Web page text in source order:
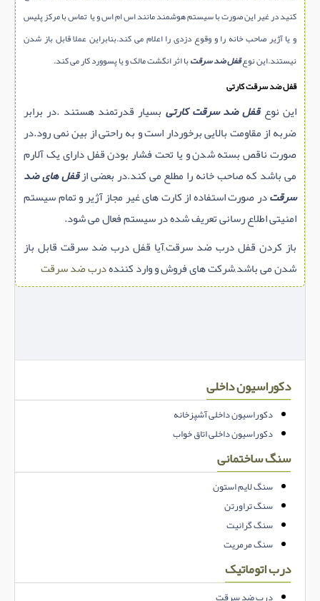
کنید در غیر این صورت با سیستم هوشمند مانند اس ام اس و یا تماس با مرکز پلیس
و یا آژیر صاحب خانه را و وقوع دزدی را اعلام می کند.بنابراین عملا قابل باز شدن
نیستند.این نوعقفل ضد سرقتبا اثر انگشت مالک و یا پسوورد کار می کند.
قفل ضد سرقت کارتی
این نوعقفل ضد سرقت کارتی بسیار قدرتمند هستند .در برابر
ضربه از مقاومت بالایی برخوردار است و به راحتی از بین نمی رود.در
صورت ناقص بسته شدن و یا تحت فشار بودن قفل دارای یک آلارم
می باشد که صاحب خانه را مطلع می کند.در بعضی ازقفل های ضد
سرقتدر صورت استفاده از کارت های غیر مجاز آژیر و تمام سیستم
امنیتی اطلاع رسانی تعریف شده در سیستم فعال می شود.
باز کردن قفل درب ضد سرقت,آیا قفل درب ضد سرقت قابل باز
شدن می باشد,شرکت های فروش و وارد کنندهدرب ضد سرقت
دکوراسیون داخلی
دکوراسیون داخلی آشپزخانه
دکوراسیون داخلی اتاق خواب
سنگ ساختمانی
سنگ لایم استون
سنگ تراورتن
سنگ گرانیت
سنگ مرمریت
درب اتوماتیک
درب ضد سرقت